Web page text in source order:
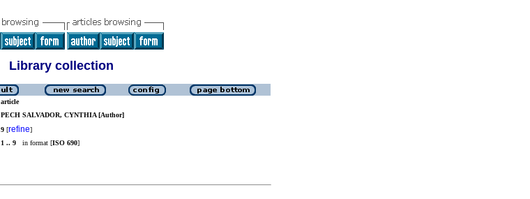
Library collection
article
PECH SALVADOR, CYNTHIA [Author]
9 [refine]
1 .. 9 in format [ISO 690]